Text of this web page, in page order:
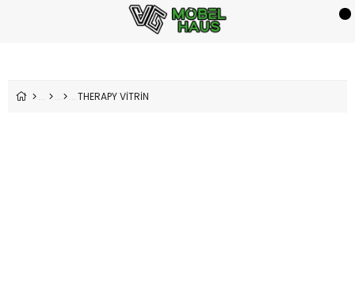
THERAPY VİTRİN